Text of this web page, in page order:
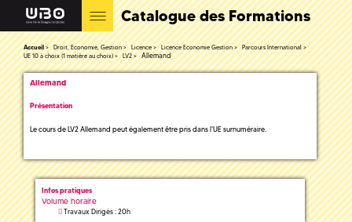
Catalogue des Formations
Accueil Droit, Economie, Gestion Licence Licence Economie Gestion
Parcours International
UE 10 à choix (1 matière au choix)
LV2 Allemand
Allemand
Présentation
Le cours de LV2 Allemand peut également être pris dans l'UE surnuméraire.
Infos pratiques
Volume horaire
Travaux Dirigés : 20h